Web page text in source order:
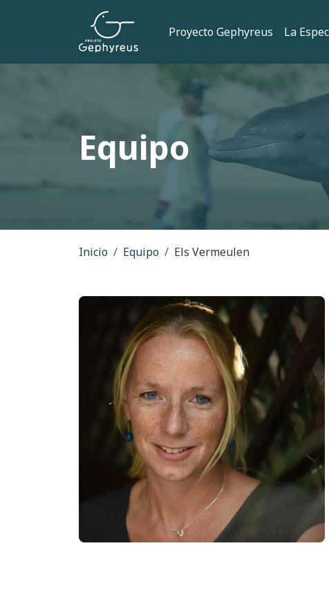
Pasar al contenido principal
Proyecto Gephyreus La
Equipo
Ruta de
Inicio Equipo Els Vermeulen
Imagem